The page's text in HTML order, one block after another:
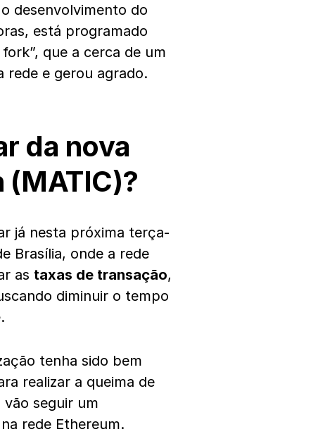
desenvolvimento do
está programado
que a cerca de um
rede e gerou agrado.
da nova
(MATIC)?
já nesta próxima terça-
Brasília, onde a rede
as taxas de transação,
diminuir o tempo
tenha sido bem
realizar a queima de
vão seguir um
rede Ethereum.